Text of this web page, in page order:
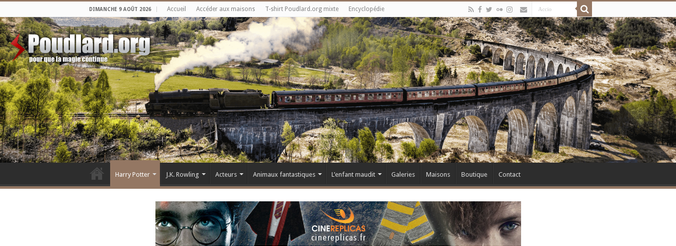
DIMANCHE 9 AOÛT 2026 Accueil Accéder aux maisons T-shirt Poudlard.org mixte Encyclopédie
Harry Potter J.K. Rowling Acteurs Animaux fantastiques L’enfant maudit Galeries Maisons Boutique Contact